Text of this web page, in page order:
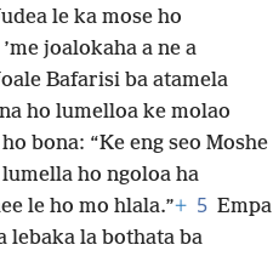
le ka mose ho
joalokaha a ne a
Bafarisi ba atamela
ho lumelloa ke molao
bona: “Ke eng seo Moshe
ho ngoloa ha
le ho mo hlala.”+ 5 Empa
lebaka la bothata ba